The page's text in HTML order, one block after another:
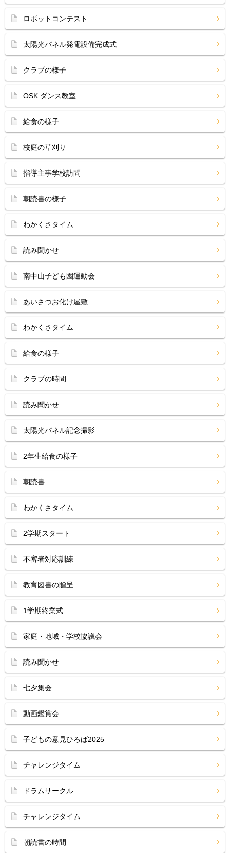
ロボットコンテスト
太陽光パネル発電設備完成式
クラブの様子
OSK ダンス教室
給食の様子
校庭の草刈り
指導主事学校訪問
朝読書の様子
わかくさタイム
読み聞かせ
南中山子ども園運動会
あいさつお化け屋敷
わかくさタイム
給食の様子
クラブの時間
読み聞かせ
太陽光パネル記念撮影
2年生給食の様子
朝読書
わかくさタイム
2学期スタート
不審者対応訓練
教育図書の贈呈
1学期終業式
家庭・地域・学校協議会
読み聞かせ
七夕集会
動画鑑賞会
子どもの意見ひろば2025
チャレンジタイム
ドラムサークル
チャレンジタイム
朝読書の時間